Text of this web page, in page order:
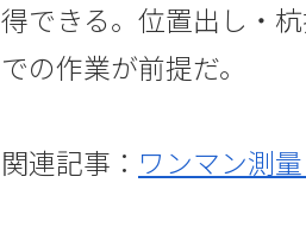
得できる。位置出し・
での作業が前提だ。
関連記事： ワンマン測